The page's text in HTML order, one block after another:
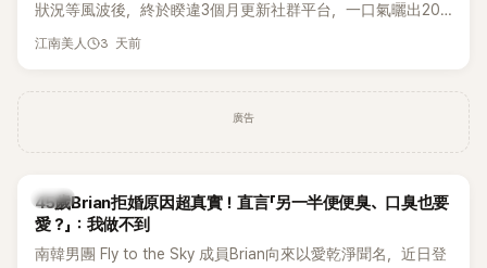
狀況等風波後，終於睽違3個月更新社群平台，一口氣曬出20
張近況照，讓大批粉絲又驚又喜。不過，比起照片本身，更引
江南美人 3 天前
廣告
韓星
45歲Brian拒婚原因超真實！直言「另一半便便臭、口臭也要
愛？」：我做不到
南韓男團 Fly to the Sky 成員Brian向來以愛乾淨聞名，近日登